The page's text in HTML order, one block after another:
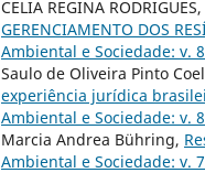
CELIA REGINA
GERENCIAMENTO DOS
Ambiental e Sociedade: v.
Saulo de Oliveira Pinto
experiência jurídica
Ambiental e Sociedade: v.
Marcia Andrea Bühring,
Ambiental e Sociedade: v.